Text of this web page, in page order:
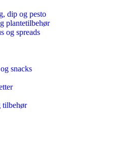
dip og pesto
plantetilbehør
og spreads
snacks
tilbehør